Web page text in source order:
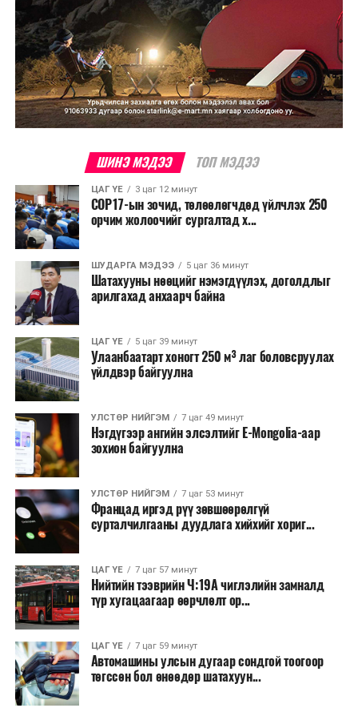
ШИНЭ МЭДЭЭ ТОП МЭДЭЭ
ЦАГ ҮЕ 3 цаг 12 минут
COP17-ын зочид, төлөөлөгчдөд үйлчлэх 250
орчим жолоочийг сургалтад х...
ШУДАРГА МЭДЭЭ 5 цаг 36 минут
Шатахууны нөөцийг нэмэгдүүлэх, доголдлыг
арилгахад анхаарч байна
ЦАГ ҮЕ 5 цаг 39 минут
Улаанбаатарт хоногт 250 м³ лаг боловсруулах
үйлдвэр байгуулна
УЛСТӨР НИЙГЭМ 7 цаг 49 минут
Нэгдүгээр ангийн элсэлтийг E-Mongolia-аар
зохион байгуулна
УЛСТӨР НИЙГЭМ 7 цаг 53 минут
Францад иргэд рүү зөвшөөрөлгүй
сурталчилгааны дуудлага хийхийг хориг...
ЦАГ ҮЕ 7 цаг 57 минут
Нийтийн тээврийн Ч:19А чиглэлийн замналд
түр хугацаагаар өөрчлөлт ор...
ЦАГ ҮЕ 7 цаг 59 минут
Автомашины улсын дугаар сондгой тоогоор
төгссөн бол өнөөдөр шатахуун...